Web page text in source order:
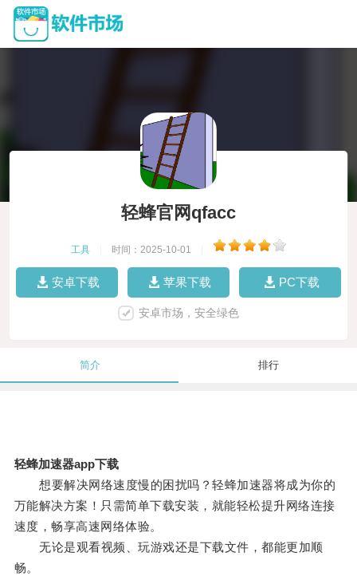
轻蜂官网qfacc
工具 时间：2025-10-01
安卓下载 苹果下载 PC下载
安卓市场，安全绿色
简介 排行
轻蜂加速器app下载
想要解决网络速度慢的困扰吗？轻蜂加速器将成为你的
万能解决方案！只需简单下载安装，就能轻松提升网络连接
速度，畅享高速网络体验。
无论是观看视频、玩游戏还是下载文件，都能更加顺
畅。